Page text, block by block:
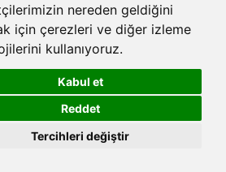
nereden geldiğini
için çerezleri ve diğer izleme
kullanıyoruz.
Kabul et
Reddet
Tercihleri değiştir
bilgi@temiz.co
Her Hakkı Saklıdır.